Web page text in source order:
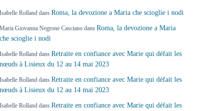
Isabelle Rolland dansRoma, la devozione a Maria che scioglie i nodi
Maria Giovanna Negrone Casciano dansRoma, la devozione a Maria
che scioglie i nodi
Isabelle Rolland dansRetraite en confiance avec Marie qui défait les
nœuds à Lisieux du 12 au 14 mai 2023
Isabelle Rolland dansRetraite en confiance avec Marie qui défait les
nœuds à Lisieux du 12 au 14 mai 2023
Isabelle Rolland dansRetraite en confiance avec Marie qui défait les